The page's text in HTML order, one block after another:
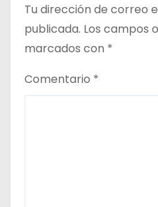
Tu dirección de correo
publicada. Los campos
marcados con *
Comentario *